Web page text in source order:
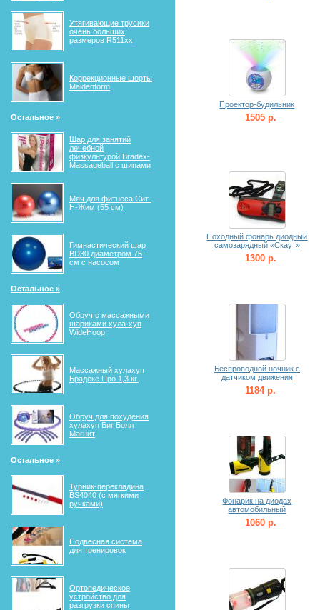
Утягивающие трусики
очень больших
размеров R511xx
Коррекционные шорты
Maidenform
Остальное »
Шар для занятий
лечебной
физкультурой Bradex-
Massageball с шипами
Мяч для фитнеса Сит-
Н-Жим (55 см)
Гимнастический шар
BD30 диаметром 75
см с насосом
Остальное »
Обруч с массажными
шариками хула-хуп
WideHoop
Массажный хулахуп
Брадекс Про 1,3 кг.
Обруч для похудения
хулахуп Биг Болл
Магнит
Остальное »
Турник-перекладина
BS4040 (с мягкими
ручками)
Подвесная система
для тренировок
Ортопедическое
устройство для
разгрузки спины
Проектор-будильник
1505 р.
Походный фонарь диодный
самозарядный «Скаут»
1300 р.
Беспроводной ночник с
датчиком движения
1184 р.
Фонарик на диодах
автомобильный
1060 р.